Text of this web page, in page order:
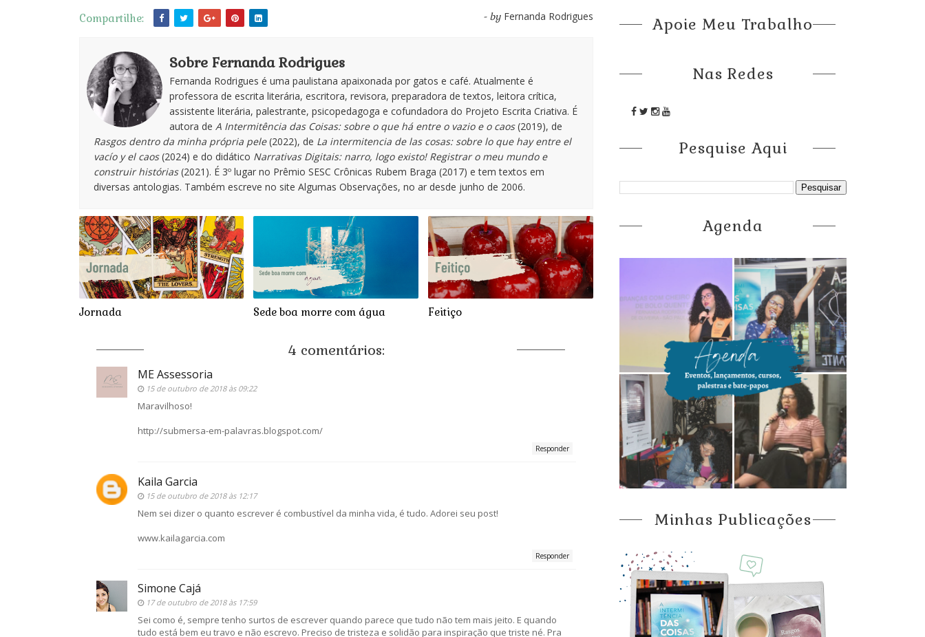
Compartilhe:
- by Fernanda Rodrigues
Sobre Fernanda Rodrigues
Fernanda Rodrigues é uma paulistana apaixonada por gatos e café. Atualmente é
professora de escrita literária, escritora, revisora, preparadora de textos, leitora crítica,
assistente literária, palestrante, psicopedagoga e cofundadora do Projeto Escrita Criativa. É
autora de A Intermitência das Coisas: sobre o que há entre o vazio e o caos(2019), de
Rasgos dentro da minha própria pele(2022), de La intermitencia de las cosas: sobre lo que hay entre el
vacío y el caos(2024) e do didático Narrativas Digitais: narro, logo existo! Registrar o meu mundo e
construir histórias(2021). É 3º lugar no Prêmio SESC Crônicas Rubem Braga (2017) e tem textos em
diversas antologias. Também escreve no site Algumas Observações, no ar desde junho de 2006.
Jornada Sede boa morre com água Feitiço
4 comentários:
ME Assessoria
15 de outubro de 2018 às 09:22
Maravilhoso!
http://submersa-em-palavras.blogspot.com/
Responder
Kaila Garcia
15 de outubro de 2018 às 12:17
Nem sei dizer o quanto escrever é combustível da minha vida, é tudo. Adorei seu post!
www.kailagarcia.com
Responder
Simone Cajá
17 de outubro de 2018 às 17:59
Sei como é, sempre tenho surtos de escrever quando parece que tudo não tem mais jeito. E quando
tudo está bem eu travo e não escrevo. Preciso de tristeza e solidão para inspiração que triste né. Pra
Apoie Meu Trabalho
Nas Redes
Pesquise Aqui
Agenda
Minhas Publicações